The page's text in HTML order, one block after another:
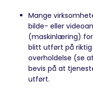
Mange
bilde- eller
(maskinlæring)
blitt utført på
overholdelse (se
bevis på at
utført.